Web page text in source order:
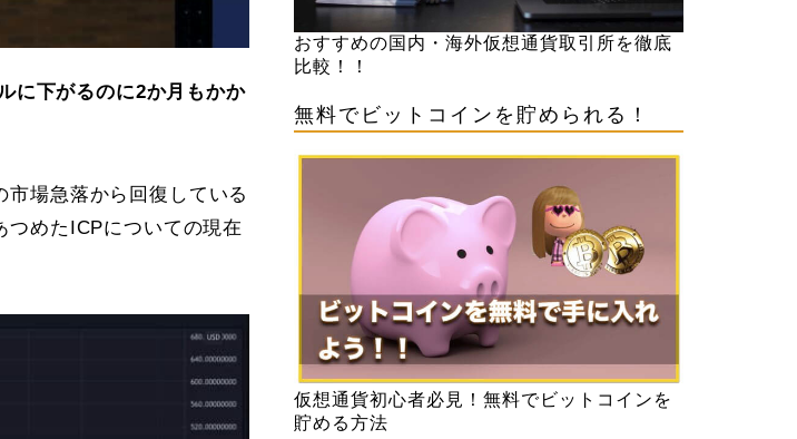
に下がるのに2か月もかか
場急落から回復している
つめたICPについての現在
おすすめの国内・海外仮想通貨取引所を徹底
比較！！
無料でビットコインを貯められる！
仮想通貨初心者必見！無料でビットコインを
貯める方法